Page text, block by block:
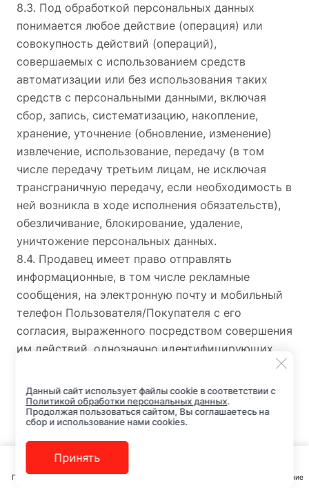
8.3. Под обработкой персональных данных
понимается любое действие (операция) или
совокупность действий (операций),
совершаемых с использованием средств
автоматизации или без использования таких
средств с персональными данными, включая
сбор, запись, систематизацию, накопление,
хранение, уточнение (обновление, изменение)
извлечение, использование, передачу (в том
числе передачу третьим лицам, не исключая
трансграничную передачу, если необходимость в
ней возникла в ходе исполнения обязательств),
обезличивание, блокирование, удаление,
уничтожение персональных данных.
8.4. Продавец имеет право отправлять
информационные, в том числе рекламные
сообщения, на электронную почту и мобильный
телефон Пользователя/Покупателя с его
согласия, выраженного посредством совершения
им действий, однозначно идентифицирующих
установить его волеизъявление на получение
сообщения. Пользователь/Покупатель вправе
отказаться от получения рекламной и другой
информации без объяснения причин отказа
путем информирования Продавца о своем
отказе по телефону, либо посредством
Главная Каталог Корзина Сравнение
Данный сайт использует файлы cookie в соответствии с
Политикой обработки персональных данных.
Продолжая пользоваться сайтом, Вы соглашаетесь на
сбор и использование нами cookies.
Принять